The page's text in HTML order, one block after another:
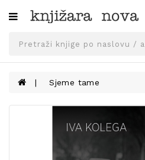
Kategorije
SVEUČILIŠNA
UDŽBENICI
KNJIGE
Sjeme tame